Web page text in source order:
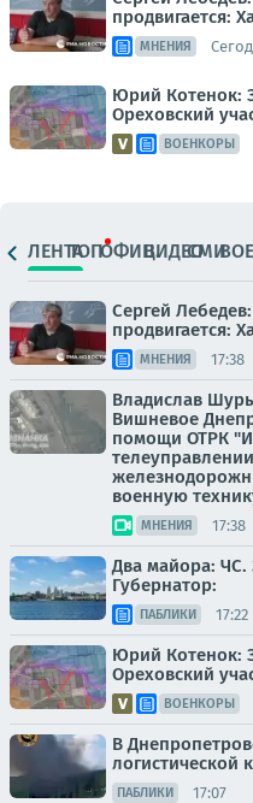
продвигается:
МНЕНИЯ
Юрий Котенок:
Ореховский
ВОЕНКОРЫ
ЛЕНТАТОПОФИЦ.ВИДЕОСМИ
Сергей
продвигается:
МНЕНИЯ 17:38
Владислав
Вишневое
помощи ОТРК
военную
МНЕНИЯ 17:38
Два майора: ЧС.
Губернатор:
ПАБЛИКИ 17:22
Юрий Котенок:
Ореховский
ВОЕНКОРЫ
В
логистической
ПАБЛИКИ 17:07